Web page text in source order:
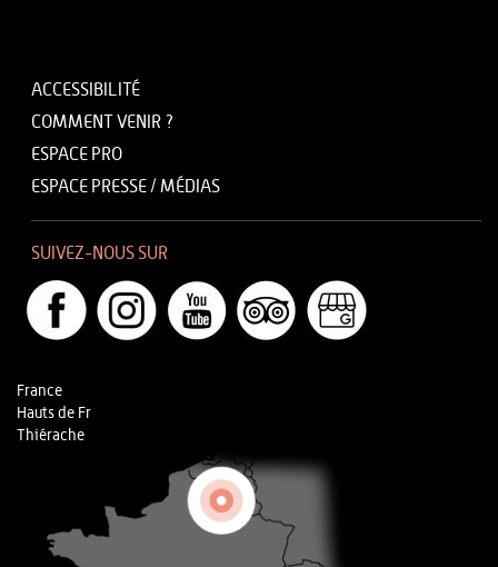
ACCESSIBILITÉ
COMMENT VENIR ?
ESPACE PRO
ESPACE PRESSE / MÉDIAS
SUIVEZ-NOUS SUR
France
Hauts de Fr
Thiérache